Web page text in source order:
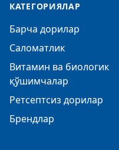
КАТЕГОРИЯЛАР
Барча дорилар
Саломатлик
Витамин ва биологик
қўшимчалар
Ретсептсиз дорилар
Брендлар